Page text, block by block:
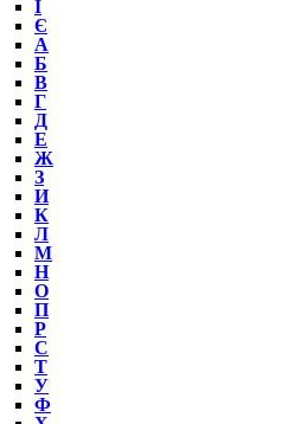
І
Є
А
Б
В
Г
Д
Е
Ж
З
И
К
Л
М
Н
О
П
Р
С
Т
У
Ф